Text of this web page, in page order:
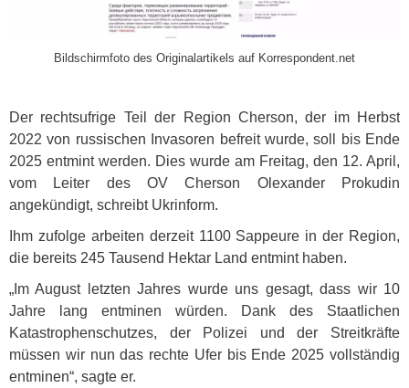
Bildschirmfoto des Originalartikels auf Korrespondent.net
Der rechtsufrige Teil der Region Cherson, der im Herbst
2022 von russischen Invasoren befreit wurde, soll bis Ende
2025 entmint werden. Dies wurde am Freitag, den 12. April,
vom Leiter des OV Cherson Olexander Prokudin
angekündigt, schreibt Ukrinform.
Ihm zufolge arbeiten derzeit 1100 Sappeure in der Region,
die bereits 245 Tausend Hektar Land entmint haben.
„Im August letzten Jahres wurde uns gesagt, dass wir 10
Jahre lang entminen würden. Dank des Staatlichen
Katastrophenschutzes, der Polizei und der Streitkräfte
müssen wir nun das rechte Ufer bis Ende 2025 vollständig
entminen“, sagte er.